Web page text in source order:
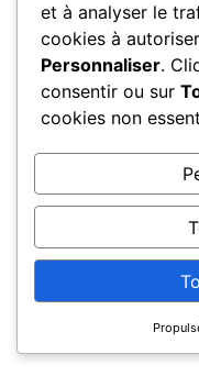
et à analyser le
cookies à
Personnaliser.
consentir ou sur
cookies non